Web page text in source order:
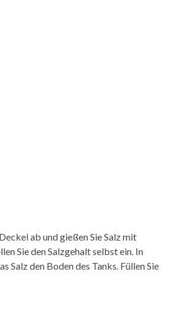
ab und gießen Sie Salz mit
Sie den Salzgehalt selbst ein. In
Salz den Boden des Tanks. Füllen Sie